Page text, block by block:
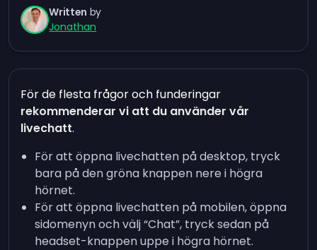
Written by
Jonathan
För de flesta frågor och funderingar
rekommenderar vi att du använder vår
livechatt.
För att öppna livechatten på desktop, tryck
bara på den gröna knappen nere i högra
hörnet.
För att öppna livechatten på mobilen, öppna
sidomenyn och välj “Chat”, tryck sedan på
headset-knappen uppe i högra hörnet.